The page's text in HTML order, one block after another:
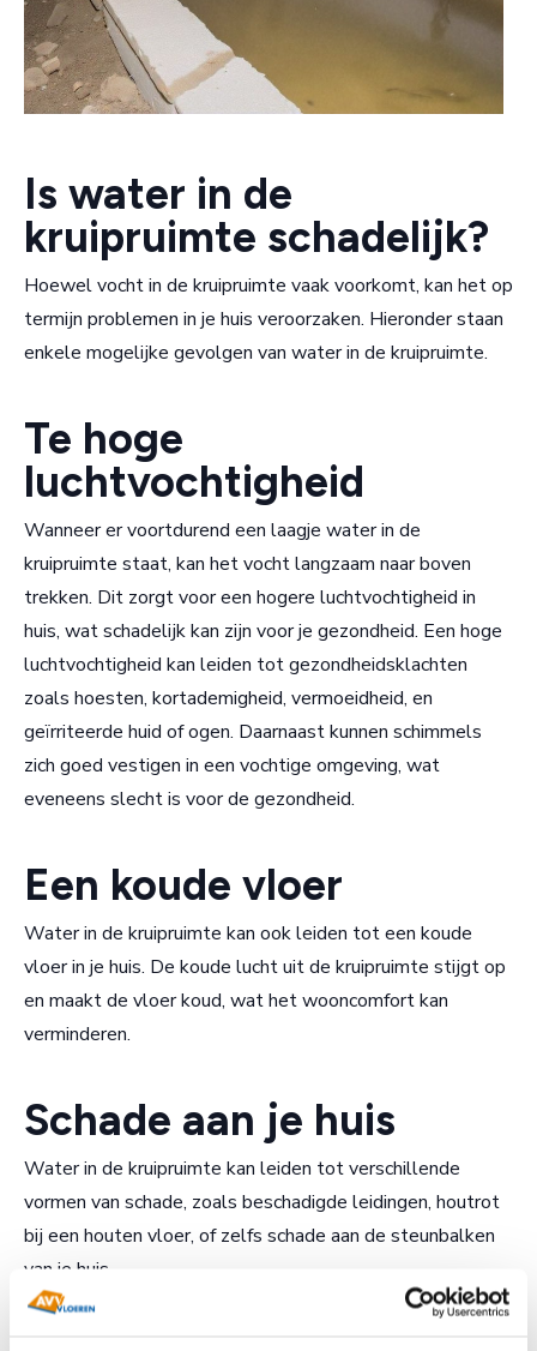
Is water in de
kruipruimte schadelijk?
Hoewel vocht in de kruipruimte vaak voorkomt, kan het op
termijn problemen in je huis veroorzaken. Hieronder staan
enkele mogelijke gevolgen van water in de kruipruimte.
Te hoge
luchtvochtigheid
Wanneer er voortdurend een laagje water in de
kruipruimte staat, kan het vocht langzaam naar boven
trekken. Dit zorgt voor een hogere luchtvochtigheid in
huis, wat schadelijk kan zijn voor je gezondheid. Een hoge
luchtvochtigheid kan leiden tot gezondheidsklachten
zoals hoesten, kortademigheid, vermoeidheid, en
geïrriteerde huid of ogen. Daarnaast kunnen schimmels
zich goed vestigen in een vochtige omgeving, wat
eveneens slecht is voor de gezondheid.
Een koude vloer
Water in de kruipruimte kan ook leiden tot een koude
vloer in je huis. De koude lucht uit de kruipruimte stijgt op
en maakt de vloer koud, wat het wooncomfort kan
verminderen.
Schade aan je huis
Water in de kruipruimte kan leiden tot verschillende
vormen van schade, zoals beschadigde leidingen, houtrot
bij een houten vloer, of zelfs schade aan de steunbalken
van je huis.